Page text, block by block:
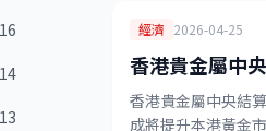
經濟 2026-04-25
香港貴金屬中
香港貴金屬中央結
成將提升本港黃金